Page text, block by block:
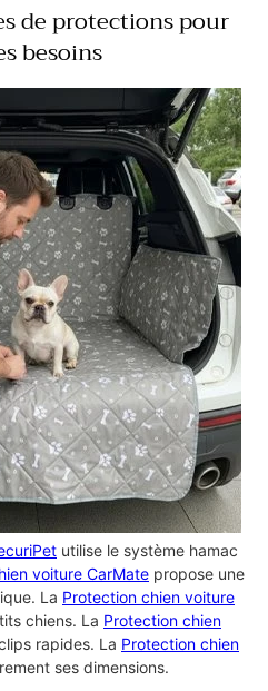
de protections pour
besoins
utilise le système hamac
voiture CarMate propose une
La Protection chien voiture
chiens. La Protection chien
rapides. La Protection chien
ses dimensions.